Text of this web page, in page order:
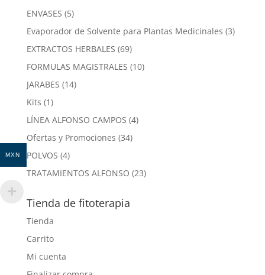
ENVASES 55
productos
Evaporador de Solvente para Plantas Medicinales 33
EXTRACTOS HERBALES 6969
productos
FORMULAS MAGISTRALES 1010
JARABES 1414
Kits 11
producto
LÍNEA ALFONSO CAMPOS 44
Ofertas y Promociones 3434
POLVOS 44
productos
TRATAMIENTOS ALFONSO 2323
Tienda de fitoterapia
Tienda
Carrito
Mi cuenta
MXN